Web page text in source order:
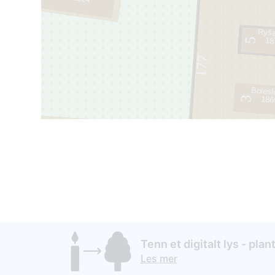
177
3
5
Tenn et digitalt lys -
Les mer